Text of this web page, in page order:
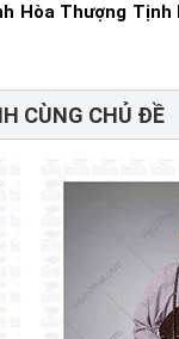
Hòa Thượng Tịnh
CÙNG CHỦ ĐỀ